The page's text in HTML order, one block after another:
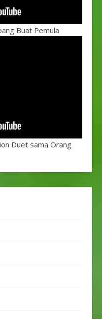
Buat Pemula
Duet sama Orang